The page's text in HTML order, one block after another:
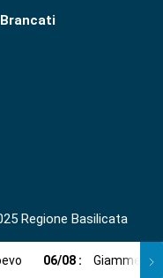
Regione Basilicata
06/08 : Giammetta